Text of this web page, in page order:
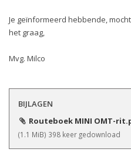
Je geïnformeerd hebbende,
het graag,
Mvg. Milco
BIJLAGEN
Routeboek MINI OMT-
(1.1 MiB) 398 keer gedownload